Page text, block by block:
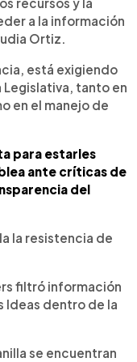
a la información
Ortiz.
está exigiendo
Legislativa, tanto en
en el manejo de
para estarles
ante críticas de
del
la resistencia de
filtró información
Ideas dentro de la
se encuentran